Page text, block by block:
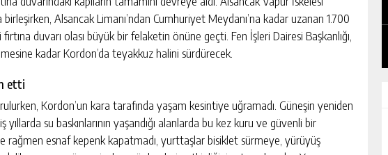
Alsancak Limanı’ndan Cumhuriyet Meydanı’na kadar uzanan 1.700
duvarı olası büyük bir felaketin önüne geçti. Fen İşleri Dairesi Başkanlığı,
kadar Kordon’da teyakkuz halini sürdürecek.
etti
Kordon’un kara tarafında yaşam kesintiye uğramadı. Güneşin yeniden
su baskınlarının yaşandığı alanlarda bu kez kuru ve güvenli bir
rağmen esnaf kepenk kapatmadı, yurttaşlar bisiklet sürmeye, yürüyüş
AKIŞI GÜNLÜK HABER AKIŞI